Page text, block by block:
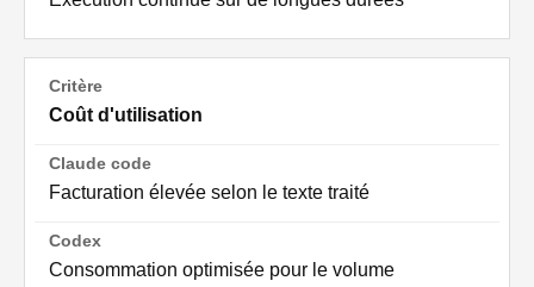
Coût d'utilisation
Facturation élevée selon le texte traité
Consommation optimisée pour le volume